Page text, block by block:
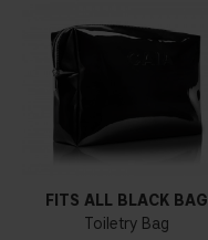
FITS ALL BLACK BAG
Toiletry Bag